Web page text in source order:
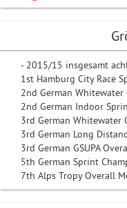
- 2015/15 insgesamt
1st Hamburg City Race
2nd German
2nd German Indoor
3rd German Whitewater
3rd German Long
3rd German GSUPA
5th German Sprint
7th Alps Tropy Overall